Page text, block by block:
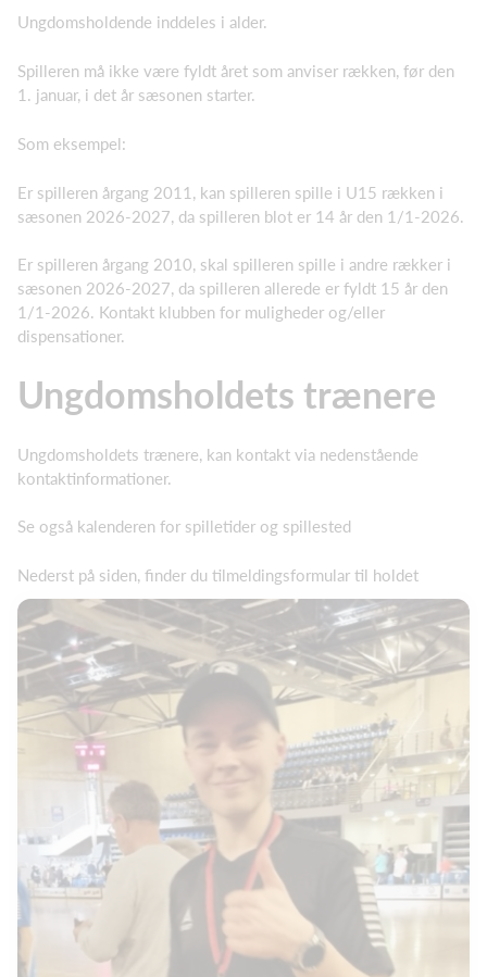
Ungdomsholdende inddeles i alder.
Spilleren må ikke være fyldt året som anviser rækken, før den
1. januar, i det år sæsonen starter.
Som eksempel:
Er spilleren årgang 2011, kan spilleren spille i U15 rækken i
sæsonen 2026-2027, da spilleren blot er 14 år den 1/1-2026.
Er spilleren årgang 2010, skal spilleren spille i andre rækker i
sæsonen 2026-2027, da spilleren allerede er fyldt 15 år den
1/1-2026. Kontakt klubben for muligheder og/eller
dispensationer.
Ungdomsholdets trænere
Ungdomsholdets trænere, kan kontakt via nedenstående
kontaktinformationer.
Se også kalenderen for spilletider og spillested
Nederst på siden, finder du tilmeldingsformular til holdet